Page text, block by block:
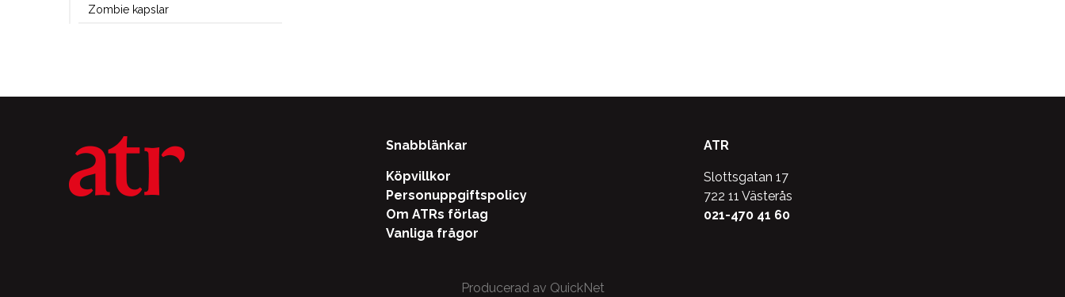
Zombie kapslar
Snabblänkar
Köpvillkor
Personuppgiftspolicy
Om ATRs förlag
Vanliga frågor
ATR
Slottsgatan 17
722 11 Västerås
021-470 41 60
Producerad av QuickNet